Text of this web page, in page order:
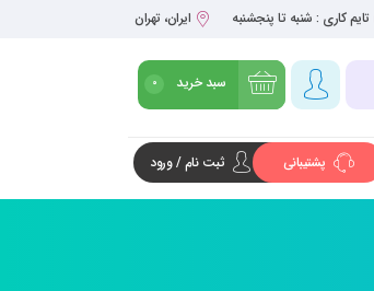
تایم کاری : شنبه تا پنجشنبه ایران، تهران
سبد خرید 0
پشتیبانی ثبت نام / ورود